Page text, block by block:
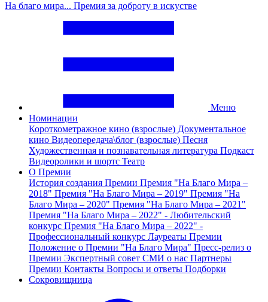
На благо мира... Премия за доброту в искустве
Меню
Номинации
Короткометражное кино (взрослые) Документальное
кино Видеопередача\блог (взрослые) Песня
Художественная и познавательная литература Подкаст
Видеоролики и шортс Театр
О Премии
История создания Премии Премия "На Благо Мира –
2018" Премия "На Благо Мира – 2019" Премия "На
Благо Мира – 2020" Премия "На Благо Мира – 2021"
Премия "На Благо Мира – 2022" - Любительский
конкурс Премия "На Благо Мира – 2022" -
Профессиональный конкурс Лауреаты Премии
Положение о Премии "На Благо Мира" Пресс-релиз о
Премии Экспертный совет СМИ о нас Партнеры
Премии Контакты Вопросы и ответы Подборки
Сокровищница